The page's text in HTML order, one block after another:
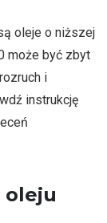
oleje o niższej
może być zbyt
i
instrukcję
oleju